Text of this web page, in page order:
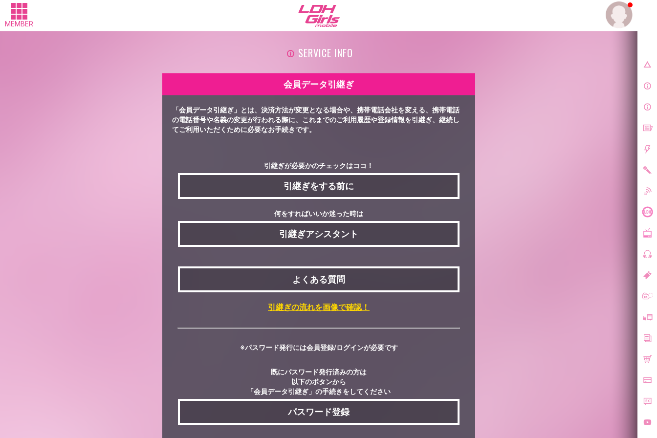
MEMBER
SERVICE INFO
会員データ引継ぎ
「会員データ引継ぎ」とは、決済方法が変更となる場合や、携帯電話会社を変える、携帯電話
の電話番号や名義の変更が行われる際に、これまでのご利用履歴や登録情報を引継ぎ、継続し
てご利用いただくために必要なお手続きです。
引継ぎが必要かのチェックはココ！
引継ぎをする前に
何をすればいいか迷った時は
引継ぎアシスタント
よくある質問
引継ぎの流れを画像で確認！
※パスワード発行には会員登録/ログインが必要です
既にパスワード発行済みの方は
以下のボタンから
「会員データ引継ぎ」の手続きをしてください
パスワード登録